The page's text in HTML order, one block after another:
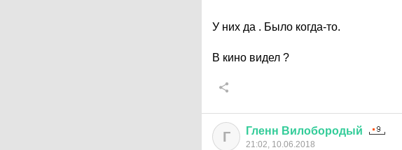
У них да . Было когда-то.
В кино видел ?
Г Гленн Вилобородый
21:02, 10.06.2018